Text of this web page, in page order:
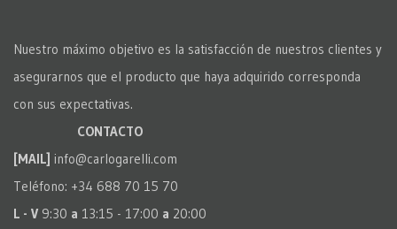
Nuestro máximo objetivo es la satisfacción de nuestros clientes y
asegurarnos que el producto que haya adquirido corresponda
con sus expectativas.
CONTACTO
[MAIL] info@carlogarelli.com
Teléfono: +34 688 70 15 70
L - V 9:30 a 13:15 - 17:00 a 20:00